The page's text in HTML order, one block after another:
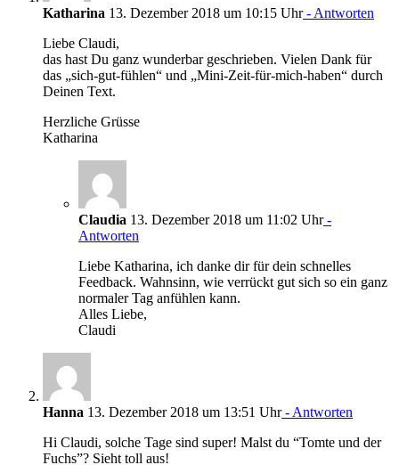
Katharina 13. Dezember 2018 um 10:15 Uhr- Antworten
Liebe Claudi,
das hast Du ganz wunderbar geschrieben. Vielen Dank für
das „sich-gut-fühlen“ und „Mini-Zeit-für-mich-haben“ durch
Deinen Text.
Herzliche Grüsse
Katharina
Claudia 13. Dezember 2018 um 11:02 Uhr-
Antworten
Liebe Katharina, ich danke dir für dein schnelles
Feedback. Wahnsinn, wie verrückt gut sich so ein ganz
normaler Tag anfühlen kann.
Alles Liebe,
Claudi
Hanna 13. Dezember 2018 um 13:51 Uhr- Antworten
Hi Claudi, solche Tage sind super! Malst du “Tomte und der
Fuchs”? Sieht toll aus!